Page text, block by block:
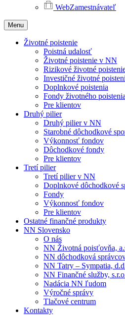
WebZamestnávateľ
Menu
Životné poistenie
Poistná udalosť
Životné poistenie v NN
Rizikové životné
Investičné životné
Doplnkové poistenia
Fondy životného poistenia
Pre klientov
Druhý pilier
Druhý pilier v NN
Starobné dôchodkové
Výkonnosť fondov
Dôchodkové fondy
Pre klientov
Tretí pilier
Tretí pilier v NN
Doplnkové dôchodkové
Fondy
Výkonnosť fondov
Pre klientov
Ostatné finančné produkty
NN Slovensko
O nás
NN Životná poisťovňa,
NN dôchodková
NN Tatry – Sympatia,
NN Finančné služby,
Nadácia NN ľudom
Výročné správy
Tlačové centrum
Kontakty